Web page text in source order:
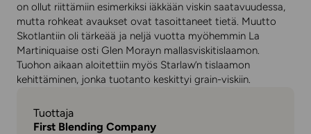
on ollut riittämiin esimerkiksi iäkkään viskin saatavuudessa,
mutta rohkeat avaukset ovat tasoittaneet tietä. Muutto
Skotlantiin oli tärkeää ja neljä vuotta myöhemmin La
Martiniquaise osti Glen Morayn mallasviskitislaamon.
Tuohon aikaan aloitettiin myös Starlaw’n tislaamon
kehittäminen, jonka tuotanto keskittyi grain-viskiin.
Tuottaja
First Blending Company